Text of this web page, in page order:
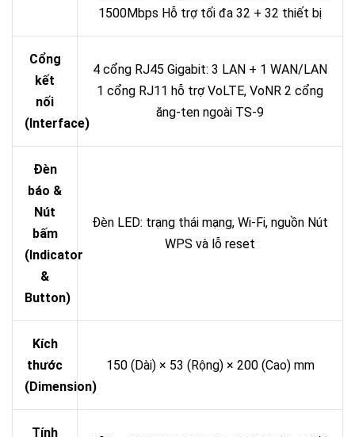
1500Mbps Hỗ trợ tối đa 32 + 32 thiết bị
Cổng
kết
nối
(Interface)
4 cổng RJ45 Gigabit: 3 LAN + 1 WAN/LAN
1 cổng RJ11 hỗ trợ VoLTE, VoNR 2 cổng
ăng-ten ngoài TS-9
Đèn
báo &
Nút
bấm
(Indicator
&
Button)
Đèn LED: trạng thái mạng, Wi-Fi, nguồn Nút
WPS và lỗ reset
Kích
thước
(Dimension)
150 (Dài) × 53 (Rộng) × 200 (Cao) mm
Tính